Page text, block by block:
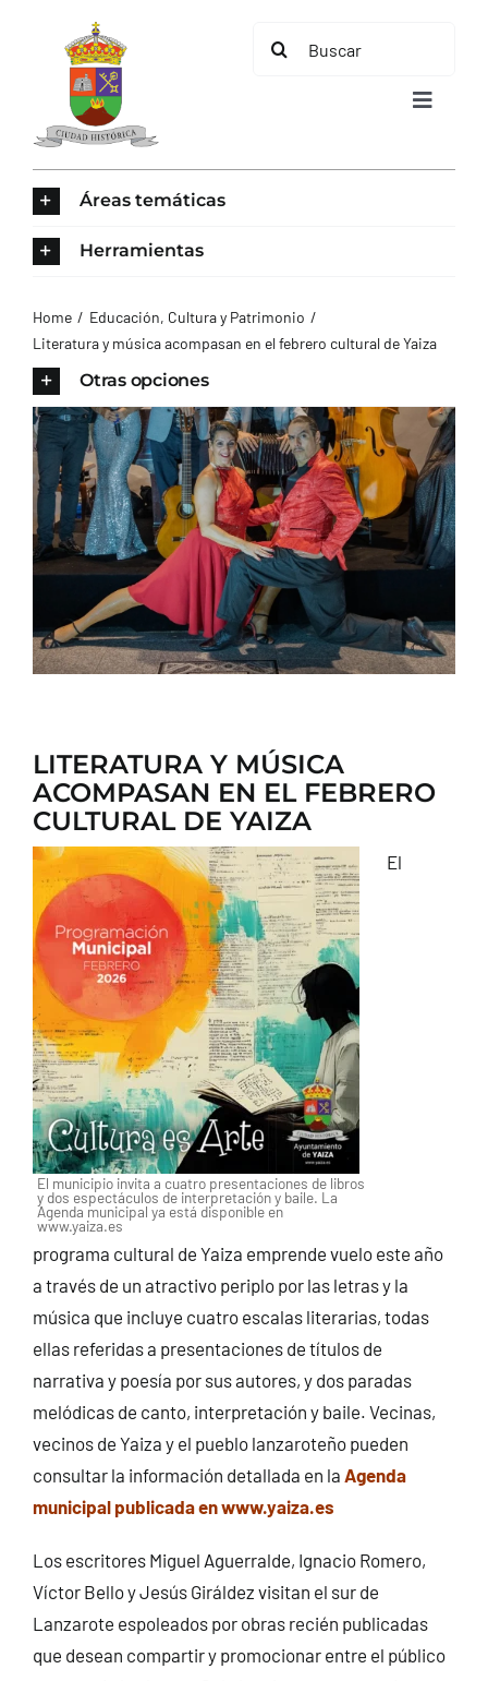
contenido
Buscar:
Toggle
AYUNTAMIENTO
TURISMO
CONTACTO
Áreas temáticas
Herramientas
Home
Educación, Cultura y Patrimonio
Literatura y música acompasan en el febrero cultural de Yaiza
Otras opciones
LITERATURA Y MÚSICA
ACOMPASAN EN EL FEBRERO
CULTURAL DE YAIZA
El municipio invita a cuatro presentaciones de libros
y dos espectáculos de interpretación y baile. La
Agenda municipal ya está disponible en
www.yaiza.es
El
programa cultural de Yaiza emprende vuelo este año
a través de un atractivo periplo por las letras y la
música que incluye cuatro escalas literarias, todas
ellas referidas a presentaciones de títulos de
narrativa y poesía por sus autores, y dos paradas
melódicas de canto, interpretación y baile. Vecinas,
vecinos de Yaiza y el pueblo lanzaroteño pueden
consultar la información detallada en la Agenda
municipal publicada en www.yaiza.es
Los escritores Miguel Aguerralde, Ignacio Romero,
Víctor Bello y Jesús Giráldez visitan el sur de
Lanzarote espoleados por obras recién publicadas
que desean compartir y promocionar entre el público